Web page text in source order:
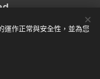
車
運作正常與安全性，並為您